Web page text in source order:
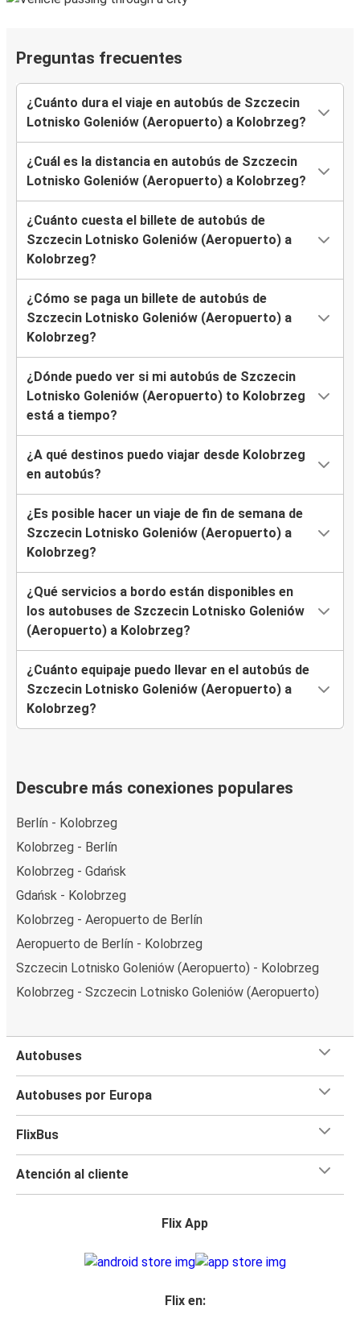
Preguntas frecuentes
¿Cuánto dura el viaje en autobús de Szczecin
Lotnisko Goleniów (Aeropuerto) a Kolobrzeg?
¿Cuál es la distancia en autobús de Szczecin
Lotnisko Goleniów (Aeropuerto) a Kolobrzeg?
¿Cuánto cuesta el billete de autobús de
Szczecin Lotnisko Goleniów (Aeropuerto) a
Kolobrzeg?
¿Cómo se paga un billete de autobús de
Szczecin Lotnisko Goleniów (Aeropuerto) a
Kolobrzeg?
¿Dónde puedo ver si mi autobús de Szczecin
Lotnisko Goleniów (Aeropuerto) to Kolobrzeg
está a tiempo?
¿A qué destinos puedo viajar desde Kolobrzeg
en autobús?
¿Es posible hacer un viaje de fin de semana de
Szczecin Lotnisko Goleniów (Aeropuerto) a
Kolobrzeg?
¿Qué servicios a bordo están disponibles en
los autobuses de Szczecin Lotnisko Goleniów
(Aeropuerto) a Kolobrzeg?
¿Cuánto equipaje puedo llevar en el autobús de
Szczecin Lotnisko Goleniów (Aeropuerto) a
Kolobrzeg?
Descubre más conexiones populares
Berlín - Kolobrzeg
Kolobrzeg - Berlín
Kolobrzeg - Gdańsk
Gdańsk - Kolobrzeg
Kolobrzeg - Aeropuerto de Berlín
Aeropuerto de Berlín - Kolobrzeg
Szczecin Lotnisko Goleniów (Aeropuerto) - Kolobrzeg
Kolobrzeg - Szczecin Lotnisko Goleniów (Aeropuerto)
Autobuses
Autobuses por Europa
FlixBus
Atención al cliente
Flix App
Flix en: